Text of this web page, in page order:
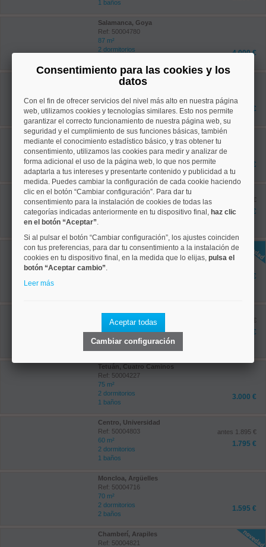
1 baños
Salamanca, Goya
Ref: 50004780
87 m²
2 dormitorios
4.000 €
Tetuán, Valdeacederas
Ref: 50004217
1 dormitorios
1 baños
2.000 €
Arganzuela, Palos de Moguer
Ref: 50004802
65 m²
3 dormitorios
1 baños
1.845 €
Centro, Palacio
Ref: 50004706
95 m²
2 dormitorios
1 baños
antes 2.800 €
2.400 €
Villa de Vallecas, Casco
Histórico de Vallecas
Ref: 50004818
70 m²
1.400 €
Ref: 50004781
3 dormitorios
2 baños
antes 2.195 €
2.095 €
Tetuán, Cuatro Caminos
Ref: 50004227
75 m²
2 dormitorios
1 baños
3.000 €
Centro, Universidad
Ref: 50004803
60 m²
2 dormitorios
1 baños
antes 1.895 €
1.795 €
Moncloa, Argüelles
Ref: 50004716
70 m²
2 dormitorios
2 baños
1.595 €
Chamberí, Arapiles
Ref: 50004821
Consentimiento para las cookies y los
datos
Con el fin de ofrecer servicios del nivel más alto en nuestra página
web, utilizamos cookies y tecnologías similares. Esto nos permite
garantizar el correcto funcionamiento de nuestra página web, su
seguridad y el cumplimiento de sus funciones básicas, también
mediante el conocimiento estadístico básico, y tras obtener tu
consentimiento, utilizamos las cookies para medir y analizar de
forma adicional el uso de la página web, lo que nos permite
adaptarla a tus intereses y presentarte contenido y publicidad a tu
medida. Puedes cambiar la configuración de cada cookie haciendo
clic en el botón “Cambiar configuración”. Para dar tu
consentimiento para la instalación de cookies de todas las
categorías indicadas anteriormente en tu dispositivo final, haz clic
en el botón “Aceptar”.
Si al pulsar el botón “Cambiar configuración”, los ajustes coinciden
con tus preferencias, para dar tu consentimiento a la instalación de
cookies en tu dispositivo final, en la medida que lo elijas, pulsa el
botón “Aceptar cambio”.
Leer más
Aceptar todas
Cambiar configuración